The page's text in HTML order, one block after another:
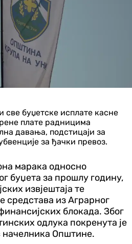
буџетске исплате касне
плате радницима
давања, подстицаји за
за ђачки превоз.
марака односно
буџета за прошлу годину,
извјештаја те
средстава из Аграрног
блокада. Због
одлука покренута је
начелника Општине.